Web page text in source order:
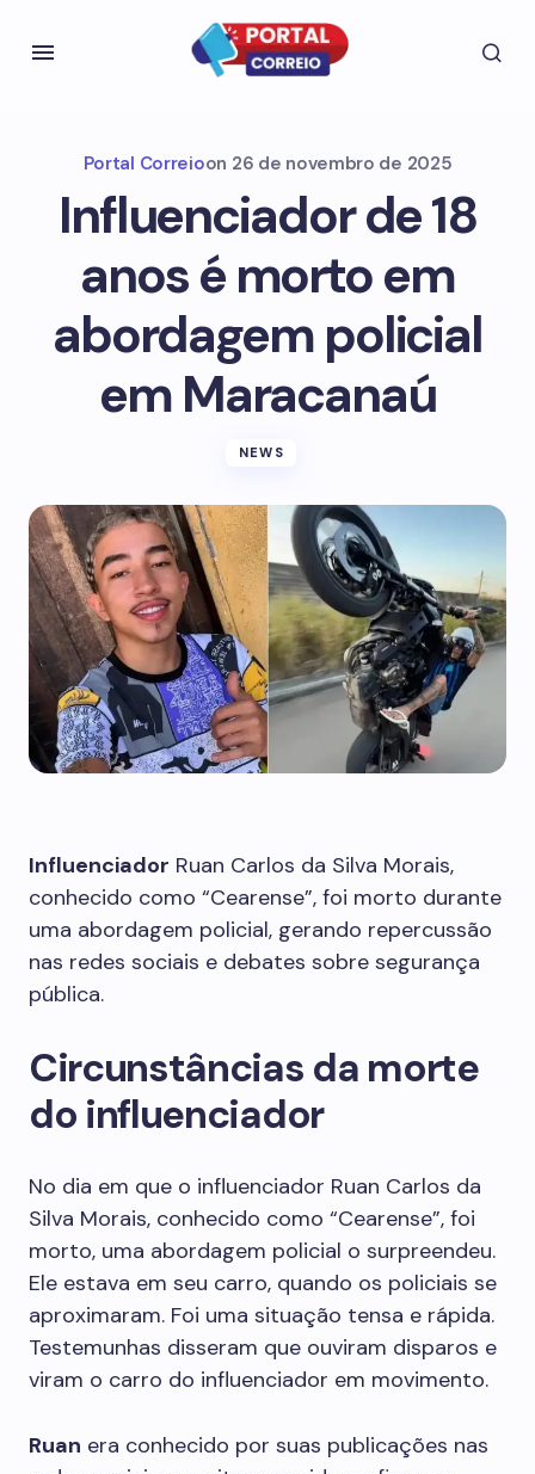
Portal Correioon 26 de novembro de 2025
Influenciador de 18
anos é morto em
abordagem policial
em Maracanaú
NEWS
Influenciador Ruan Carlos da Silva Morais,
conhecido como “Cearense”, foi morto durante
uma abordagem policial, gerando repercussão
nas redes sociais e debates sobre segurança
pública.
Circunstâncias da morte
do influenciador
No dia em que o influenciador Ruan Carlos da
Silva Morais, conhecido como “Cearense”, foi
morto, uma abordagem policial o surpreendeu.
Ele estava em seu carro, quando os policiais se
aproximaram. Foi uma situação tensa e rápida.
Testemunhas disseram que ouviram disparos e
viram o carro do influenciador em movimento.
Ruan era conhecido por suas publicações nas